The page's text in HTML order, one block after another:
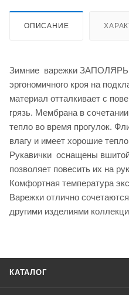
ОПИСАНИЕ
Зимние варежки
эргономичного кроя на
материал отталкивает с
грязь. Мембрана в
тепло во время прогулок.
влагу и имеет хорошие
Рукавички оснащены вшитой
позволяет повесить их на
Комфортная температура
Варежки отлично
другими изделиями
КАТАЛОГ